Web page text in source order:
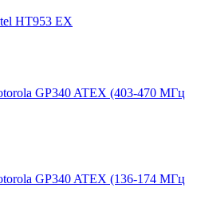
HT953 EX
GP340 ATEX (403-470 МГц
GP340 ATEX (136-174 МГц